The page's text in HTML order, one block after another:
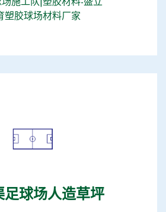
施工队|塑胶材料-盛立
塑胶球场材料厂家
足球场人造草坪